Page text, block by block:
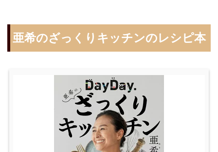
亜希のざっくりキッチンのレシピ本